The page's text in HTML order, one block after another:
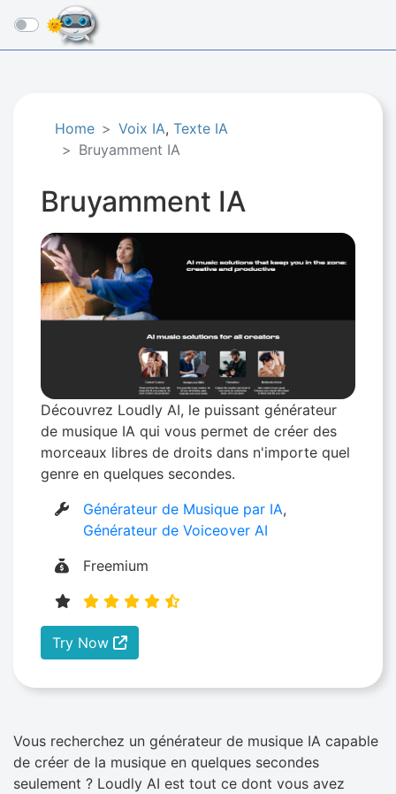
☰
Home Voix IA, Texte IA
Bruyamment IA
Bruyamment IA
Découvrez Loudly AI, le puissant générateur
de musique IA qui vous permet de créer des
morceaux libres de droits dans n'importe quel
genre en quelques secondes.
Générateur de Musique par IA,
Générateur de Voiceover AI
Freemium
Try Now
Vous recherchez un générateur de musique IA capable
de créer de la musique en quelques secondes
seulement ? Loudly AI est tout ce dont vous avez